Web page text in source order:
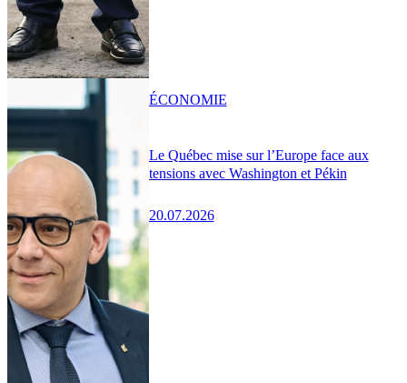
Le Québec mise sur l’Europe face aux
tensions avec Washington et Pékin
20.07.2026
ÉCONOMIE